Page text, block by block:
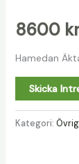
8600
Hamedan
Skicka
Kategori: